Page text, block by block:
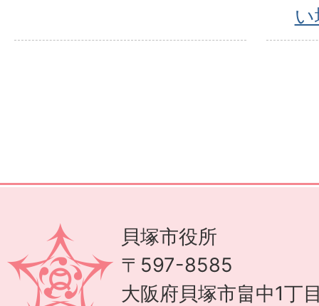
貝塚市役所
〒597-8585
大阪府貝塚市畠中1丁